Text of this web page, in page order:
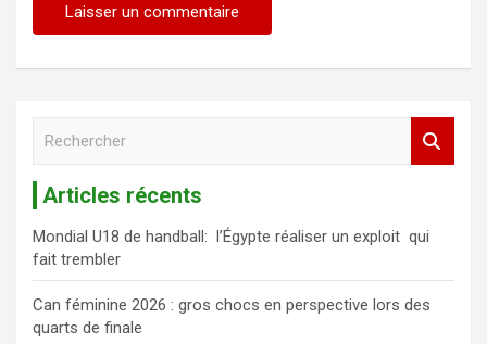
r
c
h
e
r
Articles récents
Mondial U18 de handball: l’Égypte réaliser un exploit qui
fait trembler
Can féminine 2026 : gros chocs en perspective lors des
quarts de finale